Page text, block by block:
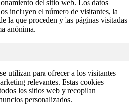
del sitio web. Los datos
incluyen el número de visitantes, la
la que proceden y las páginas visitadas
anónima.
utilizan para ofrecer a los visitantes
relevantes. Estas cookies
los sitios web y recopilan
personalizados.